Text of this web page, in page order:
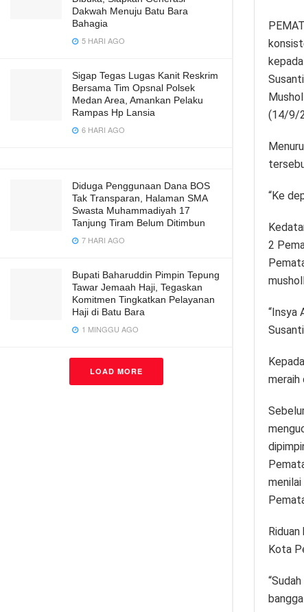
Dakwah Menuju Batu Bara
Bahagia
5 HARI AGO
Sigap Tegas Lugas Kanit Reskrim
Bersama Tim Opsnal Polsek
Medan Area, Amankan Pelaku
Rampas Hp Lansia
6 HARI AGO
Diduga Penggunaan Dana BOS
Tak Transparan, Halaman SMA
Swasta Muhammadiyah 17
Tanjung Tiram Belum Ditimbun
7 HARI AGO
Bupati Baharuddin Pimpin Tepung
Tawar Jemaah Haji, Tegaskan
Komitmen Tingkatkan Pelayanan
Haji di Batu Bara
1 MINGGU AGO
LOAD MORE
(14/9/
“Ke
2
“Insya
Kota